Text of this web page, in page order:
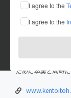
I agree to the
I agree to the
これまでに13回
在住国：日本 現在
出身国：日本 出身
大学時代に宇宙開
動したことから、
ために卒業と同時